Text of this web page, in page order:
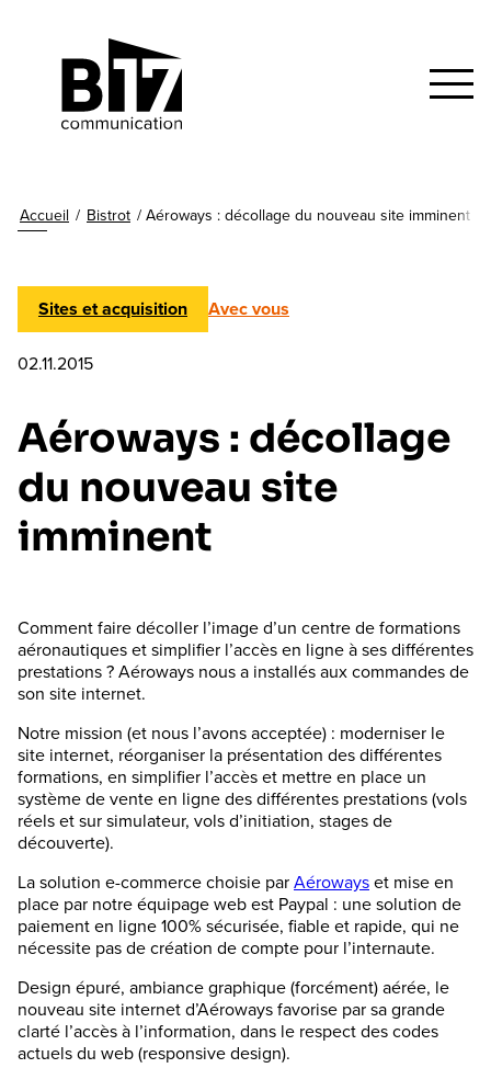
Accueil / Bistrot /Aéroways : décollage du nouveau site imminent
Sites et acquisition Avec vous
02.11.2015
Aéroways : décollage
du nouveau site
imminent
Comment faire décoller l’image d’un centre de formations
aéronautiques et simplifier l’accès en ligne à ses différentes
prestations ? Aéroways nous a installés aux commandes de
son site internet.
Notre mission (et nous l’avons acceptée) : moderniser le
site internet, réorganiser la présentation des différentes
formations, en simplifier l’accès et mettre en place un
système de vente en ligne des différentes prestations (vols
réels et sur simulateur, vols d’initiation, stages de
découverte).
La solution e-commerce choisie parAérowayset mise en
place par notre équipage web est Paypal : une solution de
paiement en ligne 100% sécurisée, fiable et rapide, qui ne
nécessite pas de création de compte pour l’internaute.
Design épuré, ambiance graphique (forcément) aérée, le
nouveau site internet d’Aéroways favorise par sa grande
clarté l’accès à l’information, dans le respect des codes
actuels du web (responsive design).